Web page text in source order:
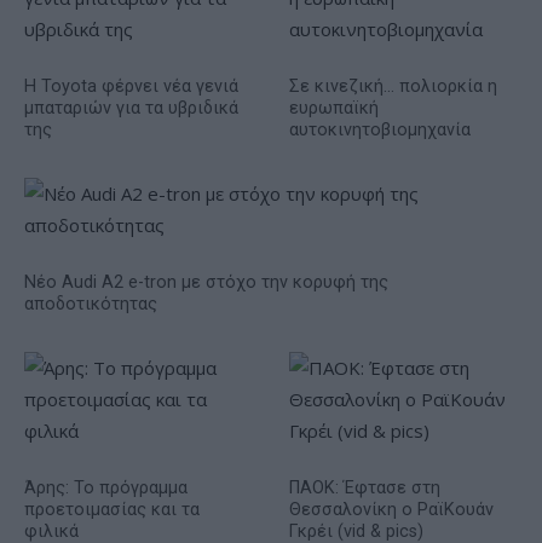
Η Toyota φέρνει νέα γενιά
μπαταριών για τα υβριδικά
της
Σε κινεζική… πολιορκία η
ευρωπαϊκή
αυτοκινητοβιομηχανία
Νέο Audi A2 e-tron με στόχο την κορυφή της
αποδοτικότητας
Άρης: Το πρόγραμμα
προετοιμασίας και τα
φιλικά
ΠΑΟΚ: Έφτασε στη
Θεσσαλονίκη ο ΡαϊΚουάν
Γκρέι (vid & pics)